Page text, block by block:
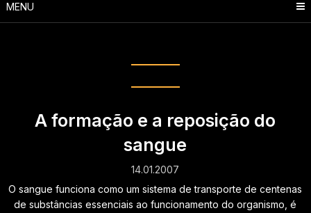
MENU
A formação e a reposição do
sangue
14.01.2007
O sangue funciona como um sistema de transporte de centenas
de substâncias essenciais ao funcionamento do organismo, é